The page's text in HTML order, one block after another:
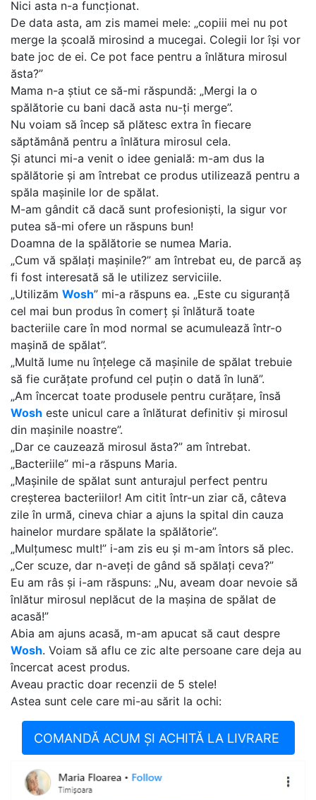
Nici asta n-a funcționat.
De data asta, am zis mamei mele: „copiii mei nu pot
merge la școală mirosind a mucegai. Colegii lor își vor
bate joc de ei. Ce pot face pentru a înlătura mirosul
ăsta?”
Mama n-a știut ce să-mi răspundă: „Mergi la o
spălătorie cu bani dacă asta nu-ți merge”.
Nu voiam să încep să plătesc extra în fiecare
săptămână pentru a înlătura mirosul cela.
Și atunci mi-a venit o idee genială: m-am dus la
spălătorie și am întrebat ce produs utilizează pentru a
spăla mașinile lor de spălat.
M-am gândit că dacă sunt profesioniști, la sigur vor
putea să-mi ofere un răspuns bun!
Doamna de la spălătorie se numea Maria.
„Cum vă spălați mașinile?” am întrebat eu, de parcă aș
fi fost interesată să le utilizez serviciile.
„Utilizăm Wosh” mi-a răspuns ea. „Este cu siguranță
cel mai bun produs în comerț și înlătură toate
bacteriile care în mod normal se acumulează într-o
mașină de spălat”.
„Multă lume nu înțelege că mașinile de spălat trebuie
să fie curățate profund cel puțin o dată în lună”.
„Am încercat toate produsele pentru curățare, însă
Wosh este unicul care a înlăturat definitiv și mirosul
din mașinile noastre”.
„Dar ce cauzează mirosul ăsta?” am întrebat.
„Bacteriile” mi-a răspuns Maria.
„Mașinile de spălat sunt anturajul perfect pentru
creșterea bacteriilor! Am citit într-un ziar că, câteva
zile în urmă, cineva chiar a ajuns la spital din cauza
hainelor murdare spălate la spălătorie”.
„Mulțumesc mult!” i-am zis eu și m-am întors să plec.
„Cer scuze, dar n-aveți de gând să spălați ceva?”
Eu am râs și i-am răspuns: „Nu, aveam doar nevoie să
înlătur mirosul neplăcut de la mașina de spălat de
acasă!”
Abia am ajuns acasă, m-am apucat să caut despre
Wosh. Voiam să aflu ce zic alte persoane care deja au
încercat acest produs.
Aveau practic doar recenzii de 5 stele!
Astea sunt cele care mi-au sărit la ochi:
COMANDĂ ACUM ȘI ACHITĂ LA LIVRARE